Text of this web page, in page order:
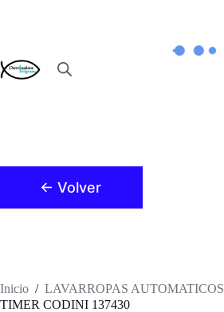
← Volver
Inicio / LAVARROPAS AUTOMATICOS
TIMER CODINI 137430